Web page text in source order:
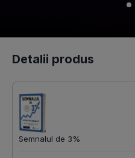
Detalii produs
Semnalul de 3%